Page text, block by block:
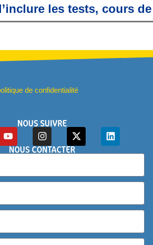
les tests, cours
de confidentialité
NOUS SUIVRE
NOUS CONTACTER